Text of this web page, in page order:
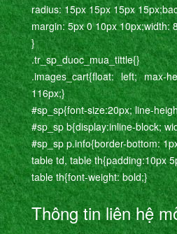
radius: 15px 15px 15px
margin: 5px 0 10px 10px;width:
}
.tr_sp_duoc_mua_tittle{}
.images_cart{float: left; max-
116px;}
#sp_sp{font-size:20px; line-
#sp_sp b{display:inline-block;
#sp_sp p.info{border-bottom:
table td, table th{padding:10px
table th{font-weight: bold;}
Thông tin liên hệ